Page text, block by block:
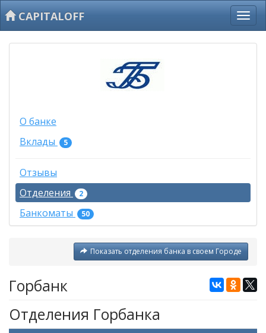
CAPITALOFF
О банке
Вклады
5
Отзывы
Отделения
2
Банкоматы 50
Показать отделения банка в своем Городе
Горбанк
Отделения Горбанка